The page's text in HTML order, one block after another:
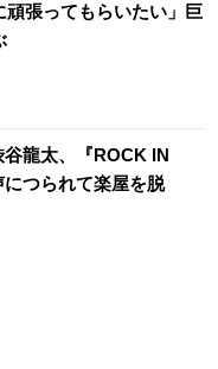
張ってもらいたい」巨
龍太、『ROCK IN
つられて楽屋を脱